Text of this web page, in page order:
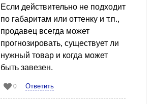
Если действительно не подходит
по габаритам или оттенку и т.п.,
продавец всегда может
прогнозировать, существует ли
нужный товар и когда может
быть завезен.
0 Ответить